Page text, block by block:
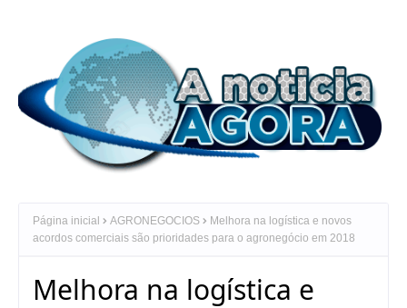
Página inicial AGRONEGOCIOS
Melhora na logística e novos
acordos comerciais são prioridades para o agronegócio em 2018
Melhora na logística e